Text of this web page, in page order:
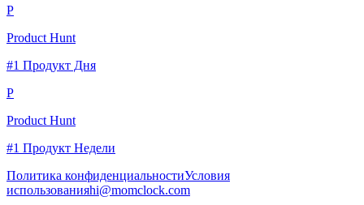
P
Product Hunt
#1 Продукт Дня
P
Product Hunt
#1 Продукт Недели
Политика конфиденциальностиУсловия
использованияhi@momclock.com